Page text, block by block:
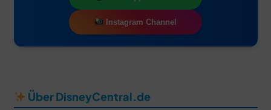
Instagram Channel
Über DisneyCentral.de